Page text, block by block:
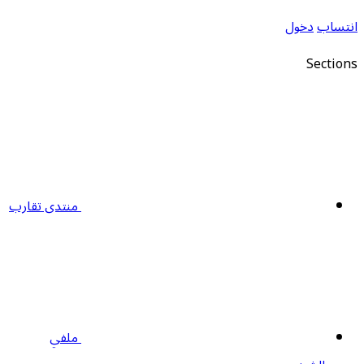
انتسابدخول
Sections
منتدى تقارب
ملفي